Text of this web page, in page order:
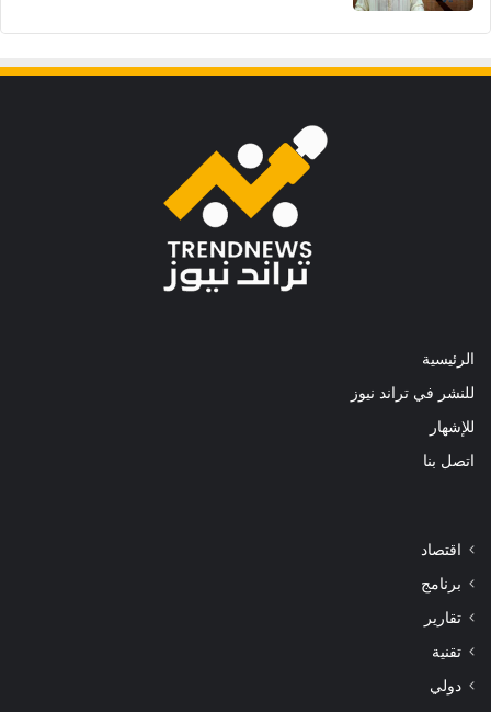
الرئيسية
للنشر في تراند نيوز
للإشهار
اتصل بنا
اقتصاد
برنامج
تقارير
تقنية
دولي